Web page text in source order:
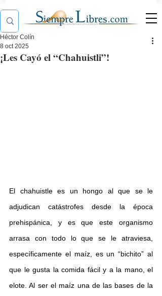
¡Les Cayó el “Chahuistli”!
Héctor Colín
8 oct 2025
El chahuistle es un hongo al que se le
adjudican catástrofes desde la época
prehispánica, y es que este organismo
arrasa con todo lo que se le atraviesa,
específicamente el maíz, es un “bichito” al
que le gusta la comida fácil y a la mano, el
elote. Al ser el maíz una de las bases de la